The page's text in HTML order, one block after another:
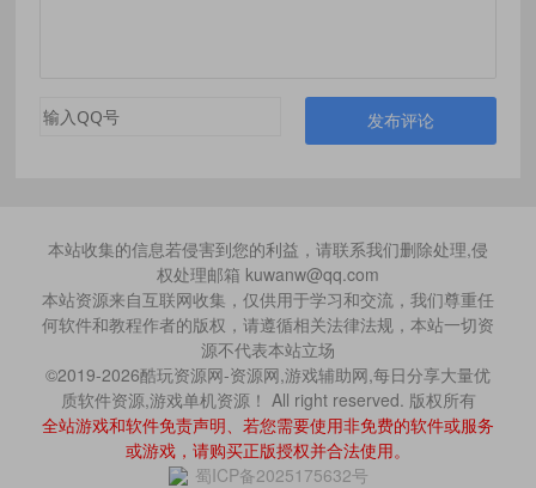
发布评论
本站收集的信息若侵害到您的利益，请联系我们删除处理,侵
权处理邮箱 kuwanw@qq.com
本站资源来自互联网收集，仅供用于学习和交流，我们尊重任
何软件和教程作者的版权，请遵循相关法律法规，本站一切资
源不代表本站立场
©2019-2026酷玩资源网-资源网,游戏辅助网,每日分享大量优
质软件资源,游戏单机资源！ All right reserved. 版权所有
全站游戏和软件免责声明、若您需要使用非免费的软件或服务
或游戏，请购买正版授权并合法使用。
蜀ICP备2025175632号